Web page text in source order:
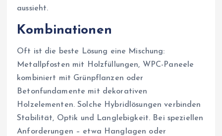
aussieht.
Kombinationen
Oft ist die beste Lösung eine Mischung:
Metallpfosten mit Holzfüllungen, WPC-Paneele
kombiniert mit Grünpflanzen oder
Betonfundamente mit dekorativen
Holzelementen. Solche Hybridlösungen verbinden
Stabilität, Optik und Langlebigkeit. Bei speziellen
Anforderungen – etwa Hanglagen oder